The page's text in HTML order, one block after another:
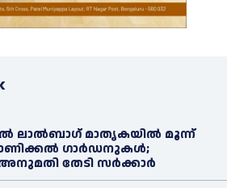
ലാൽബാഗ് മാതൃകയിൽ മൂന്ന്
ഗാർഡനുകൾ;
അനുമതി തേടി സർക്കാർ